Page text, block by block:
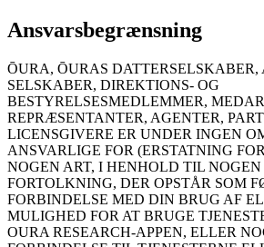
Ansvarsbegrænsning
ŌURA, ŌURAS DATTERSELSKABER,
SELSKABER, DIREKTIONS- OG
BESTYRELSESMEDLEMMER,
REPRÆSENTANTER, AGENTER,
LICENSGIVERE ER UNDER INGEN
ANSVARLIGE FOR (ERSTATNING
NOGEN ART, I HENHOLD TIL
FORTOLKNING, DER OPSTÅR SOM
FORBINDELSE MED DIN BRUG AF
MULIGHED FOR AT BRUGE
OURA RESEARCH-APPEN, ELLER